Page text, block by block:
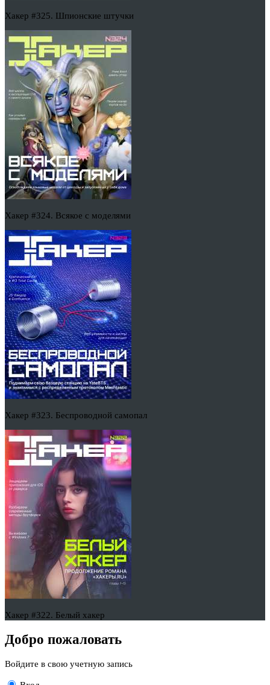
Хакер #325. Шпионские штучки
Хакер #324. Всякое с моделями
Хакер #323. Беспроводной самопал
Хакер #322. Белый хакер
Добро пожаловать
Войдите в свою учетную запись